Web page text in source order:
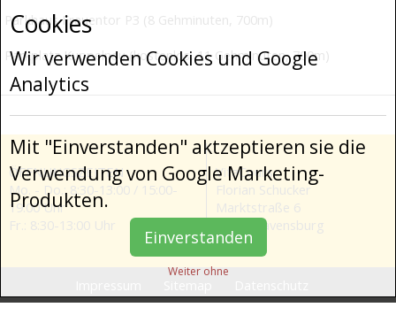
Instagram
Youtube
Cookies
Wir verwenden Cookies und Google
Analytics
Mit "Einverstanden" aktzeptieren sie die
Verwendung von Google Marketing-
Produkten.
Einverstanden
Weiter ohne
Parkhaus Frauentor P3 (8 Gehminuten, 700m)
Parkplatz Kuppelnau (kostenlos, 11 Gehminuten, 700m)
ÖFFNUNGSZEITEN
Mo. - Do.: 8:30-13:00 / 15:00-
19:00 Uhr
Fr.: 8:30-13:00 Uhr
VitaCours
Florian Schucker
Marktstraße 6
88212 Ravensburg